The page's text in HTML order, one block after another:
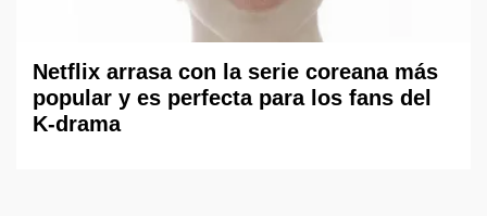
Netflix arrasa con la serie coreana más
popular y es perfecta para los fans del
K-drama